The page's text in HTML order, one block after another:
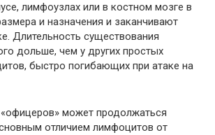
лимфоузлах или в костном мозге в
и назначения и заканчивают
Длительность существования
дольше, чем у других простых
быстро погибающих при атаке на
может продолжаться
отличием лимфоцитов от